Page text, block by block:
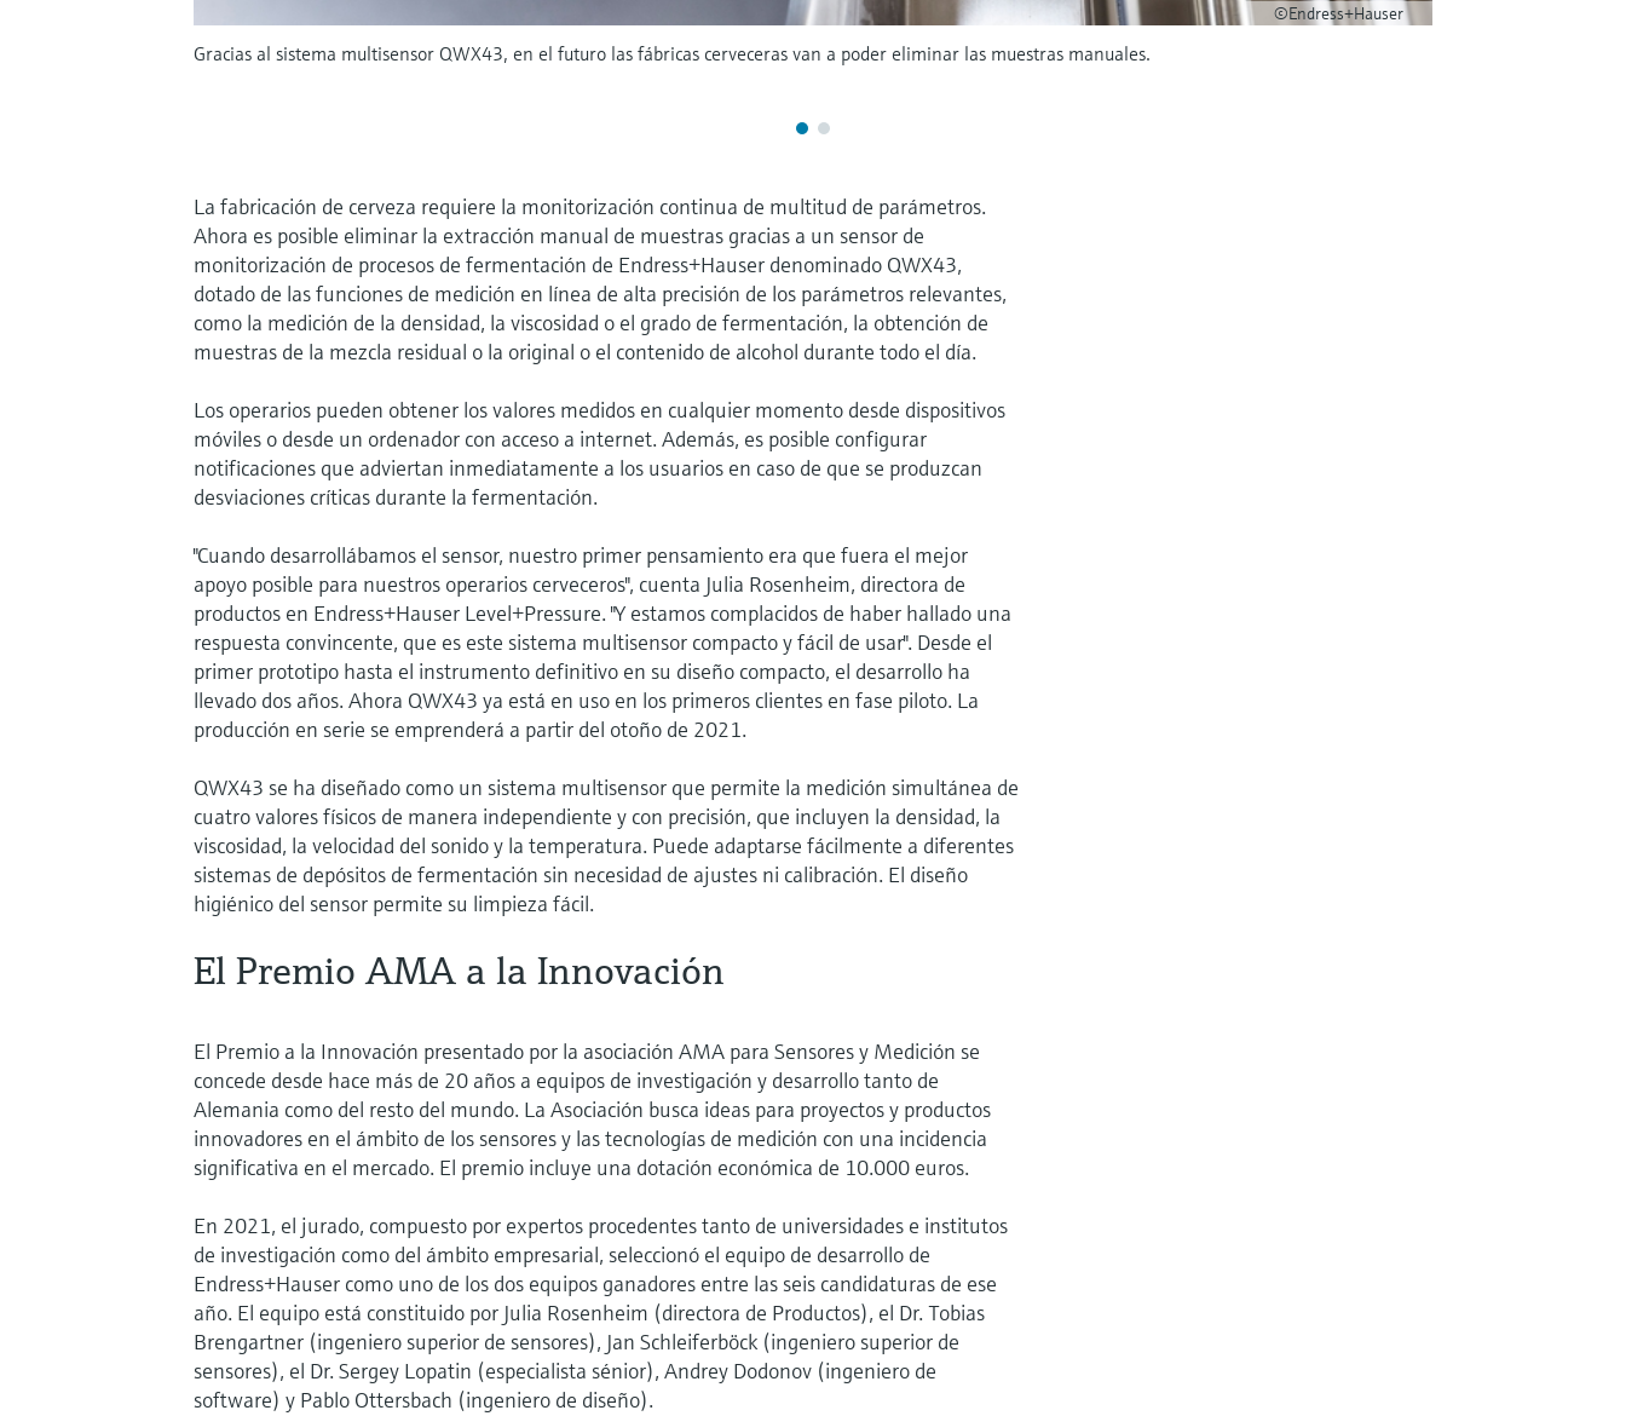
©Endress+Hauser
Gracias al sistema multisensor QWX43, en el futuro las fábricas cerveceras van a poder eliminar las muestras manuales.
La fabricación de cerveza requiere la monitorización continua de multitud de parámetros.
Ahora es posible eliminar la extracción manual de muestras gracias a un sensor de
monitorización de procesos de fermentación de Endress+Hauser denominado QWX43,
dotado de las funciones de medición en línea de alta precisión de los parámetros relevantes,
como la medición de la densidad, la viscosidad o el grado de fermentación, la obtención de
muestras de la mezcla residual o la original o el contenido de alcohol durante todo el día.
Los operarios pueden obtener los valores medidos en cualquier momento desde dispositivos
móviles o desde un ordenador con acceso a internet. Además, es posible configurar
notificaciones que adviertan inmediatamente a los usuarios en caso de que se produzcan
desviaciones críticas durante la fermentación.
"Cuando desarrollábamos el sensor, nuestro primer pensamiento era que fuera el mejor
apoyo posible para nuestros operarios cerveceros", cuenta Julia Rosenheim, directora de
productos en Endress+Hauser Level+Pressure. "Y estamos complacidos de haber hallado una
respuesta convincente, que es este sistema multisensor compacto y fácil de usar". Desde el
primer prototipo hasta el instrumento definitivo en su diseño compacto, el desarrollo ha
llevado dos años. Ahora QWX43 ya está en uso en los primeros clientes en fase piloto. La
producción en serie se emprenderá a partir del otoño de 2021.
QWX43 se ha diseñado como un sistema multisensor que permite la medición simultánea de
cuatro valores físicos de manera independiente y con precisión, que incluyen la densidad, la
viscosidad, la velocidad del sonido y la temperatura. Puede adaptarse fácilmente a diferentes
sistemas de depósitos de fermentación sin necesidad de ajustes ni calibración. El diseño
higiénico del sensor permite su limpieza fácil.
El Premio AMA a la Innovación
El Premio a la Innovación presentado por la asociación AMA para Sensores y Medición se
concede desde hace más de 20 años a equipos de investigación y desarrollo tanto de
Alemania como del resto del mundo. La Asociación busca ideas para proyectos y productos
innovadores en el ámbito de los sensores y las tecnologías de medición con una incidencia
significativa en el mercado. El premio incluye una dotación económica de 10.000 euros.
En 2021, el jurado, compuesto por expertos procedentes tanto de universidades e institutos
de investigación como del ámbito empresarial, seleccionó el equipo de desarrollo de
Endress+Hauser como uno de los dos equipos ganadores entre las seis candidaturas de ese
año. El equipo está constituido por Julia Rosenheim (directora de Productos), el Dr. Tobias
Brengartner (ingeniero superior de sensores), Jan Schleiferböck (ingeniero superior de
sensores), el Dr. Sergey Lopatin (especialista sénior), Andrey Dodonov (ingeniero de
software) y Pablo Ottersbach (ingeniero de diseño).